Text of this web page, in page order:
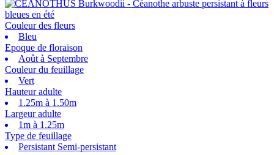
Couleur des fleurs
Bleu
Epoque de floraison
Août à Septembre
Couleur du feuillage
Vert
Hauteur adulte
1.25m à 1.50m
Largeur adulte
1m à 1.25m
Type de feuillage
Persistant Semi-persistant